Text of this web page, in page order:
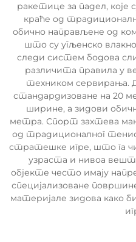
ракетице за падел,
краће од
обично направљене од
што су угљенско
следи систем бодова
различита правила у
техником сервирања.
стандардизоване на 20
ширине, а зидови
метра. Спорт захтева
од традиционалног
стратешке игре, што га
узраста и нивоа
објекте често имају
специјализоване
материјале зидова како